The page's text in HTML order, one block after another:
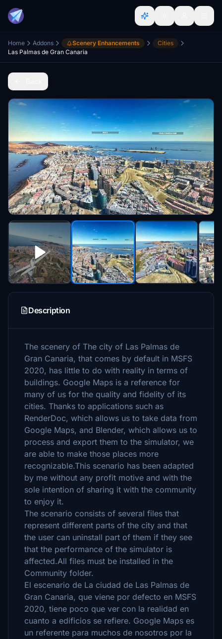
Home Addons Scenery Enhancements
Cities
Las Palmas de Gran Canaria
Description
The scenery of The city of Las Palmas de
Gran Canaria, that comes by default in MSFS
2020, has little to do with reality in terms of
buildings. Google Maps is a reference for
many of us for the quality and fidelity of its
cities. Thanks to applications such as
RenderDoc, which allows us to take data from
Google Maps, and Blender, which allows us to
process and export them to the simulator, we
are able to make those places more
recognizable.This scenario has been adapted
by me without any profit motive and with the
sole intention of sharing it with the community
to enjoy it.
The scenario consists of several files that
represent different parts of the city and that
the user can uninstall part of them if they see
that the performance of the simulator is
affected.All files must be installed in the
Community folder.
El escenario de La ciudad de Las Palmas de
Gran Canaria, que viene por defecto en MSFS
2020, tiene poco que ver con la realidad en
cuanto a edificios se refiere. Google Maps es
un referente para muchos de nosotros por la